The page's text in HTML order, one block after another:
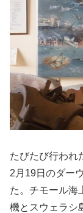
たびたび行われ
2月19日のダー
た。チモール海
機とスウェラシ